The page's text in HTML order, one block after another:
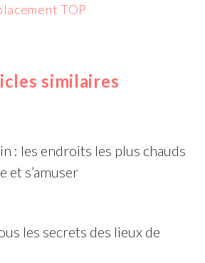
TOP
similaires
: les endroits les plus chauds
et s’amuser
les secrets des lieux de